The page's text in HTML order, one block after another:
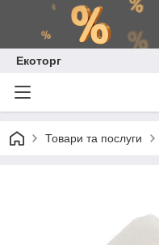
Екоторг
Товари та послуги